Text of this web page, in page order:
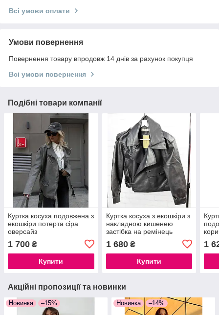
Всі умови оплати
Умови повернення
Повернення товару впродовж 14 днів за рахунок покупця
Всі умови повернення
Подібні товари компанії
Куртка косуха подовжена з
екошкіри потерта сіра
оверсайз
1 700 ₴
Купити
Куртка косуха з екошкіри з
накладною кишенею
застібка на ремінець
молочна жовта
1 680₴
Купити
1
Акційні пропозиції та новинки
Новинка –15% Новинка –14%